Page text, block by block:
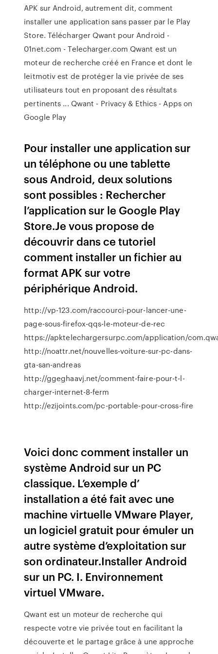
APK sur Android, autrement dit, comment
installer une application sans passer par le Play
Store. Télécharger Qwant pour Android -
01net.com - Telecharger.com Qwant est un
moteur de recherche créé en France et dont le
leitmotiv est de protéger la vie privée de ses
utilisateurs tout en proposant des résultats
pertinents ... Qwant - Privacy & Ethics - Apps on
Google Play
Pour installer une application sur
un téléphone ou une tablette
sous Android, deux solutions
sont possibles : Rechercher
l’application sur le Google Play
Store.Je vous propose de
découvrir dans ce tutoriel
comment installer un fichier au
format APK sur votre
périphérique Android.
http://vp-123.com/raccourci-pour-lancer-une-
page-sous-firefox-qqs-le-moteur-de-rec
https://apktelechargersurpc.com/application/
http://noattr.net/nouvelles-voiture-sur-pc-dans-
gta-san-andreas
http://ggeghaavj.net/comment-faire-pour-t-l-
charger-internet-8-ferm
http://ezijoints.com/pc-portable-pour-cross-fire
Voici donc comment installer un
système Android sur un PC
classique. L’exemple d’
installation a été fait avec une
machine virtuelle VMware Player,
un logiciel gratuit pour émuler un
autre système d’exploitation sur
son ordinateur.Installer Android
sur un PC. I. Environnement
virtuel VMware.
Qwant est un moteur de recherche qui
respecte votre vie privée tout en facilitant la
découverte et le partage grâce à une approche